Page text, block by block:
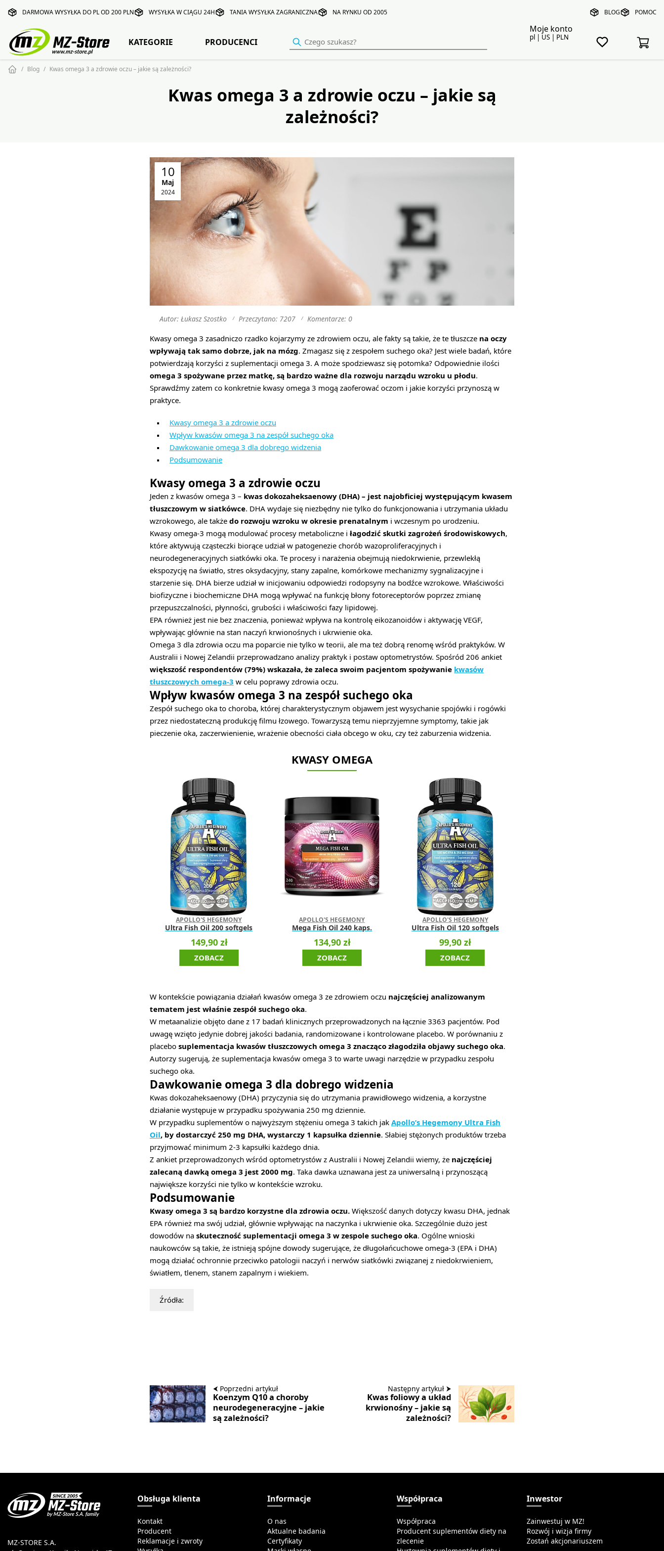
DARMOWA WYSYŁKA DO PL OD 200 PLN WYSYŁKA W CIĄGU 24H TANIA WYSYŁKA ZAGRANICZNA NA RYNKU OD 2005 BLOG POMOC
Moje konto
pl | US | PLN
KATEGORIE PRODUCENCI
Blog Kwas omega 3 a zdrowie oczu – jakie są zależności?
Kwas omega 3 a zdrowie oczu – jakie są
zależności?
10
Maj
2024
Autor: Łukasz Szostko Przeczytano: 7207 Komentarze: 0
Kwasy omega 3 zasadniczo rzadko kojarzymy ze zdrowiem oczu, ale fakty są takie, że te tłuszcze na oczy
wpływają tak samo dobrze, jak na mózg. Zmagasz się z zespołem suchego oka? Jest wiele badań, które
potwierdzają korzyści z suplementacji omega 3. A może spodziewasz się potomka? Odpowiednie ilości
omega 3 spożywane przez matkę, są bardzo ważne dla rozwoju narządu wzroku u płodu.
Sprawdźmy zatem co konkretnie kwasy omega 3 mogą zaoferować oczom i jakie korzyści przynoszą w
praktyce.
Kwasy omega 3 a zdrowie oczu
Wpływ kwasów omega 3 na zespół suchego oka
Dawkowanie omega 3 dla dobrego widzenia
Podsumowanie
Kwasy omega 3 a zdrowie oczu
Jeden z kwasów omega 3 – kwas dokozaheksaenowy (DHA) – jest najobficiej występującym kwasem
tłuszczowym w siatkówce. DHA wydaje się niezbędny nie tylko do funkcjonowania i utrzymania układu
wzrokowego, ale także do rozwoju wzroku w okresie prenatalnym i wczesnym po urodzeniu.
Kwasy omega-3 mogą modulować procesy metaboliczne i łagodzić skutki zagrożeń środowiskowych,
które aktywują cząsteczki biorące udział w patogenezie chorób wazoproliferacyjnych i
neurodegeneracyjnych siatkówki oka. Te procesy i narażenia obejmują niedokrwienie, przewlekłą
ekspozycję na światło, stres oksydacyjny, stany zapalne, komórkowe mechanizmy sygnalizacyjne i
starzenie się. DHA bierze udział w inicjowaniu odpowiedzi rodopsyny na bodźce wzrokowe. Właściwości
biofizyczne i biochemiczne DHA mogą wpływać na funkcję błony fotoreceptorów poprzez zmianę
przepuszczalności, płynności, grubości i właściwości fazy lipidowej.
EPA również jest nie bez znaczenia, ponieważ wpływa na kontrolę eikozanoidów i aktywację VEGF,
wpływając głównie na stan naczyń krwionośnych i ukrwienie oka.
Omega 3 dla zdrowia oczu ma poparcie nie tylko w teorii, ale ma też dobrą renomę wśród praktyków. W
Australii i Nowej Zelandii przeprowadzano analizy praktyk i postaw optometrystów. Spośród 206 ankiet
większość respondentów (79%) wskazała, że zaleca swoim pacjentom spożywanie kwasów
tłuszczowych omega-3 w celu poprawy zdrowia oczu.
Wpływ kwasów omega 3 na zespół suchego oka
Zespół suchego oka to choroba, której charakterystycznym objawem jest wysychanie spojówki i rogówki
przez niedostateczną produkcję filmu łzowego. Towarzyszą temu nieprzyjemne symptomy, takie jak
pieczenie oka, zaczerwienienie, wrażenie obecności ciała obcego w oku, czy też zaburzenia widzenia.
KWASY OMEGA
APOLLO'S HEGEMONY
Ultra Fish Oil 200 softgels
149,90 zł
ZOBACZ
APOLLO'S HEGEMONY
Mega Fish Oil 240 kaps.
134,90 zł
ZOBACZ
APOLLO'S HEGEMONY
Ultra Fish Oil 120 softgels
99,90 zł
ZOBACZ
W kontekście powiązania działań kwasów omega 3 ze zdrowiem oczu najczęściej analizowanym
tematem jest właśnie zespół suchego oka
W metaanalizie objęto dane z 17 badań klinicznych przeprowadzonych na łącznie 3363 pacjentów. Pod
uwagę wzięto jedynie dobrej jakości badania, randomizowane i kontrolowane placebo. W porównaniu z
placebo suplementacja kwasów tłuszczowych omega 3 znacząco złagodziła objawy suchego oka
Autorzy sugerują, że suplementacja kwasów omega 3 to warte uwagi narzędzie w przypadku zespołu
suchego oka.
Dawkowanie omega 3 dla dobrego widzenia
Kwas dokozaheksaenowy (DHA) przyczynia się do utrzymania prawidłowego widzenia, a korzystne
działanie występuje w przypadku spożywania 250 mg dziennie.
W przypadku suplementów o najwyższym stężeniu omega 3 takich jak Apollo’s Hegemony Ultra Fish
Oil , by dostarczyć 250 mg DHA, wystarczy 1 kapsułka dziennie . Słabiej stężonych produktów trzeba
przyjmować minimum 2-3 kapsułki każdego dnia.
Z ankiet przeprowadzonych wśród optometrystów z Australii i Nowej Zelandii wiemy, że najczęściej
zalecaną dawką omega 3 jest 2000 mg . Taka dawka uznawana jest za uniwersalną i przynoszącą
największe korzyści nie tylko w kontekście wzroku.
Podsumowanie
Kwasy omega 3 są bardzo korzystne dla zdrowia oczu. Większość danych dotyczy kwasu DHA, jednak
EPA również ma swój udział, głównie wpływając na naczynka i ukrwienie oka. Szczególnie dużo jest
dowodów na skuteczność suplementacji omega 3 w zespole suchego oka . Ogólne wnioski
naukowców są takie, że istnieją spójne dowody sugerujące, że długołańcuchowe omega-3 (EPA i DHA)
mogą działać ochronnie przeciwko patologii naczyń i nerwów siatkówki związanej z niedokrwieniem,
światłem, tlenem, stanem zapalnym i wiekiem.
Źródła:
⮜ Poprzedni artykuł
Koenzym Q10 a choroby
neurodegeneracyjne – jakie
są zależności?
Następny artykuł ⮞
Kwas foliowy a układ
krwionośny – jakie są
zależności?
MZ-STORE S.A.
Obsługa klienta
Kontakt
Producent
Reklamacje i zwroty
Informacje
O nas
Aktualne badania
Certyfikaty
Współpraca
Współpraca
Producent suplementów diety na
zlecenie
Inwestor
Zainwestuj w MZ!
Rozwój i wizja firmy
Zostań akcjonariuszem